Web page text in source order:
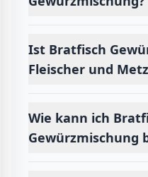
Ist Bratfisch
Fleischer und
Wie kann ich
Gewürzmischung